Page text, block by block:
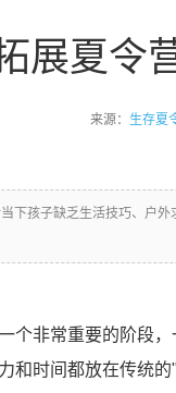
展夏令
来源： 生存夏
下孩子缺乏生活技巧、户
个非常重要的阶段
和时间都放在传统